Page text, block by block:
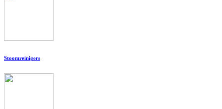
Stoomreinigers